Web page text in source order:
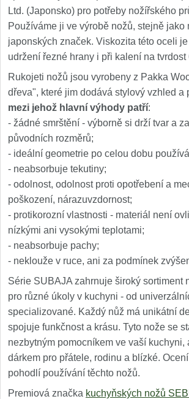
Ltd. (Japonsko) pro potřeby nožířského
Používáme ji ve výrobě nožů, stejně jako
japonských značek. Viskozita této oceli
udržení řezné hrany i při kalení na tvrdost
Rukojeti nožů jsou vyrobeny z Pakka
dřeva", které jim dodává stylový vzhled a
mezi jehož hlavní výhody patří:
- žádné smrštění - výborně si drží tvar a
původních rozměrů;
- ideální geometrie po celou dobu
- neabsorbuje tekutiny;
- odolnost, odolnost proti opotřebení a
poškození, nárazuvzdornost;
- protikorozní vlastnosti - materiál není
nízkými ani vysokými teplotami;
- neabsorbuje pachy;
- neklouže v ruce, ani za podmínek
Série SUBAJA zahrnuje široký sortiment
pro různé úkoly v kuchyni - od
specializované. Každý nůž má unikátní
spojuje funkčnost a krásu. Tyto nože se
nezbytným pomocníkem ve vaší kuchyni,
dárkem pro přátele, rodinu a blízké.
pohodlí používání těchto nožů.
Premiová značka kuchyňských nožů